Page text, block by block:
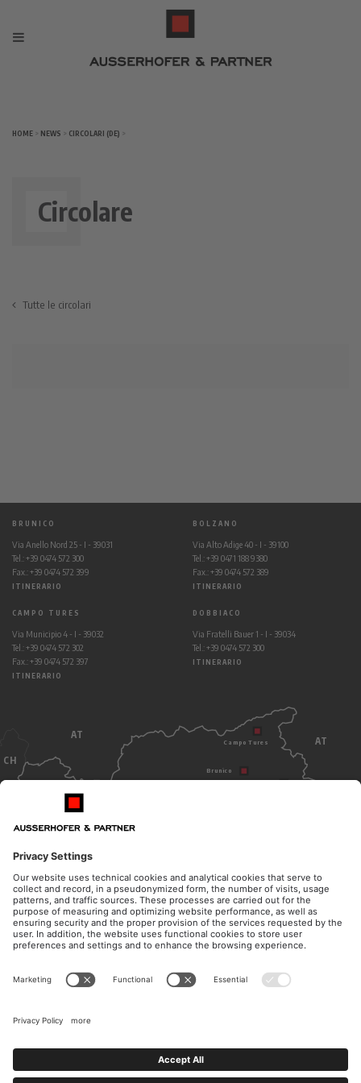
HOME > NEWS > CIRCOLARI (DE) >
Circolare
Tutte le circolari
BRUNICO
Via Anello Nord 25 - I - 39031
Tel.: +39 0474 572 300
Fax.: +39 0474 572 399
ITINERARIO
BOLZANO
Via Alto Adige 40 - I - 39100
Tel.: +39 0471 188 9380
Fax.: +39 0474 572 389
ITINERARIO
CAMPO TURES
Via Municipio 4 - I - 39032
Tel.: +39 0474 572 302
Fax.: +39 0474 572 397
ITINERARIO
DOBBIACO
Via Fratelli Bauer 1 - I - 39034
Tel.: +39 0474 572 300
ITINERARIO
AT
AT
CH
ITALY
Brunico
Campo Tures
Lunedì - giovedì
dalle 08.30 alle 12.00
Telefono
kanzleiausserhofer@legalmail.it